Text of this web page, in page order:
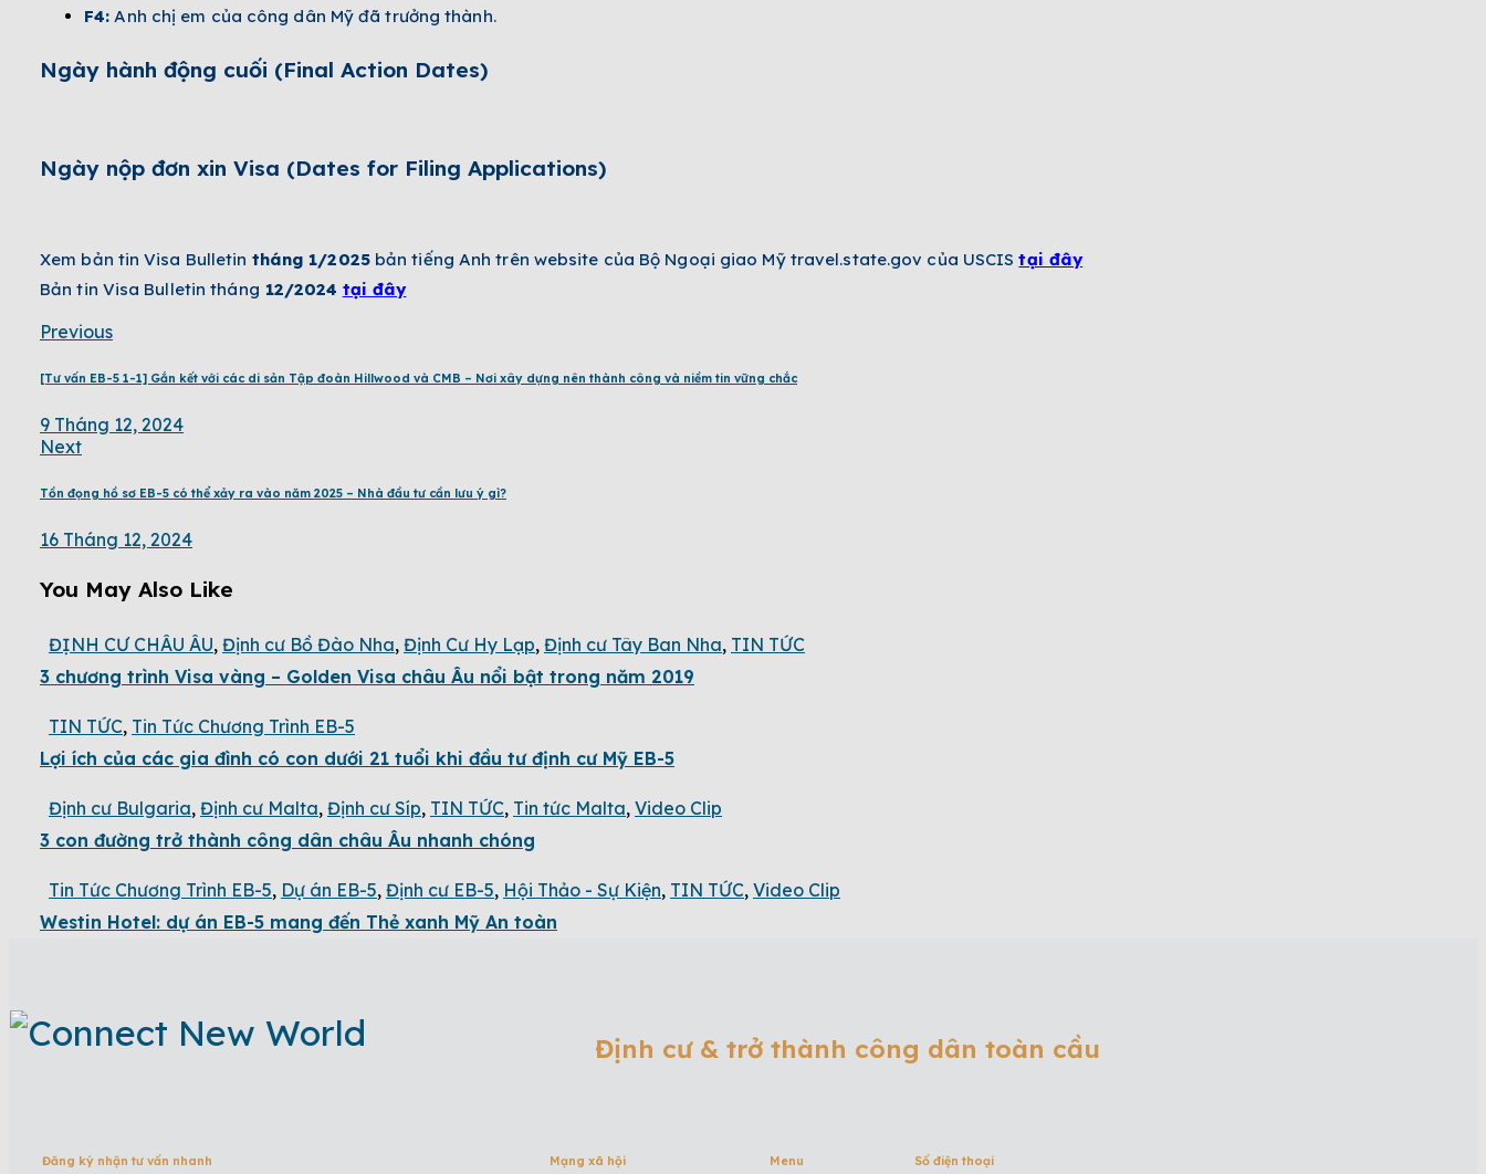
F4: Anh chị em của công dân Mỹ đã trưởng thành.
Ngày hành động cuối (Final Action Dates)
Ngày nộp đơn xin Visa (Dates for Filing Applications)
Xem bản tin Visa Bulletin tháng 1/2025bản tiếng Anh trên website của Bộ Ngoại giao Mỹ travel.state.gov của USCIStại đây
Bản tin Visa Bulletin tháng 12/2024 tại đây
Previous
[Tư vấn EB-5 1-1] Gắn kết với các di sản Tập đoàn Hillwood và CMB – Nơi xây dựng nên thành công và niềm tin vững chắc
9 Tháng 12, 2024
Next
Tồn đọng hồ sơ EB-5 có thể xảy ra vào năm 2025 – Nhà đầu tư cần lưu ý gì?
16 Tháng 12, 2024
You May Also Like
ĐỊNH CƯ CHÂU ÂU, Định cư Bồ Đào Nha, Định Cư Hy Lạp, Định cư Tây Ban Nha, TIN TỨC
3 chương trình Visa vàng – Golden Visa châu Âu nổi bật trong năm 2019
TIN TỨC, Tin Tức Chương Trình EB-5
Lợi ích của các gia đình có con dưới 21 tuổi khi đầu tư định cư Mỹ EB-5
Định cư Bulgaria, Định cư Malta, Định cư Síp, TIN TỨC, Tin tức Malta, Video Clip
3 con đường trở thành công dân châu Âu nhanh chóng
Tin Tức Chương Trình EB-5, Dự án EB-5, Định cư EB-5, Hội Thảo - Sự Kiện, TIN TỨC, Video Clip
Westin Hotel: dự án EB-5 mang đến Thẻ xanh Mỹ An toàn
Định cư & trở thành công dân toàn cầu
Đăng ký nhận tư vấn nhanh Mạng xã hội Menu Số điện thoại